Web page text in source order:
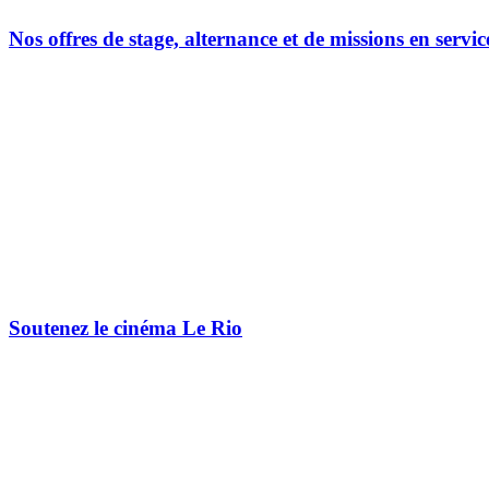
Nos offres de stage, alternance et de missions en
Soutenez le cinéma Le Rio